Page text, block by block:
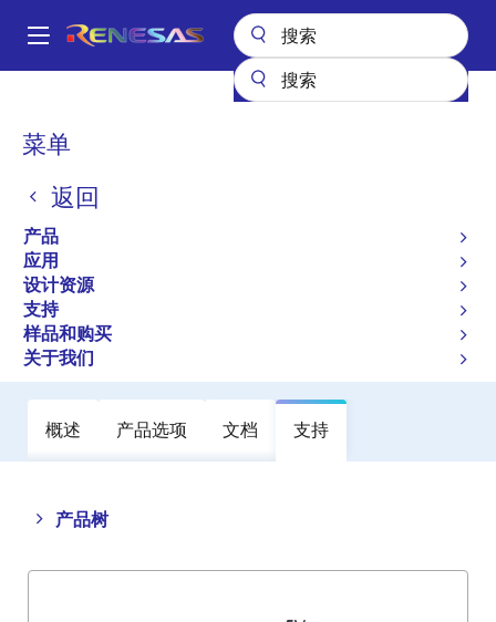
到
Main
菜单
返回
产品
应用
设计资源
支持
样品和购买
关于我们
面
屑
通用运算放大器 RRA79044
RRA79044
NEW
四通道、超低功耗 RRIO 运算放大器
概述 产品选项 文档 支持
产品树
Close
tree
Open
tree